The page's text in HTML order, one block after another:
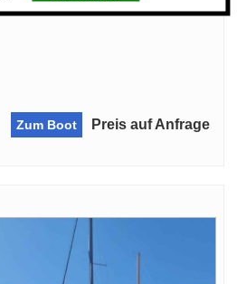
Zum Boot Preis auf Anfrage